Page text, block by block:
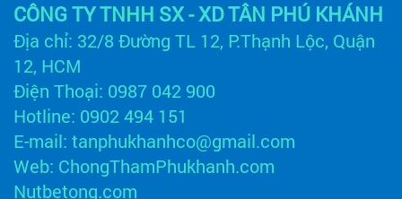
CÔNG TY TNHH SX - XD TÂN PHÚ KHÁNH
Địa chỉ: 32/8 Đường TL 12, P.Thạnh Lộc, Quận
12, HCM
Điện Thoại: 0987 042 900
Hotline: 0902 494 151
E-mail: tanphukhanhco@gmail.com
Web: ChongThamPhukhanh.com
Nutbetong.com